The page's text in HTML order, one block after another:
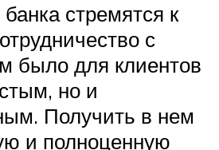
стремятся к
с
было для клиентов
но и
Получить в нем
и полноценную